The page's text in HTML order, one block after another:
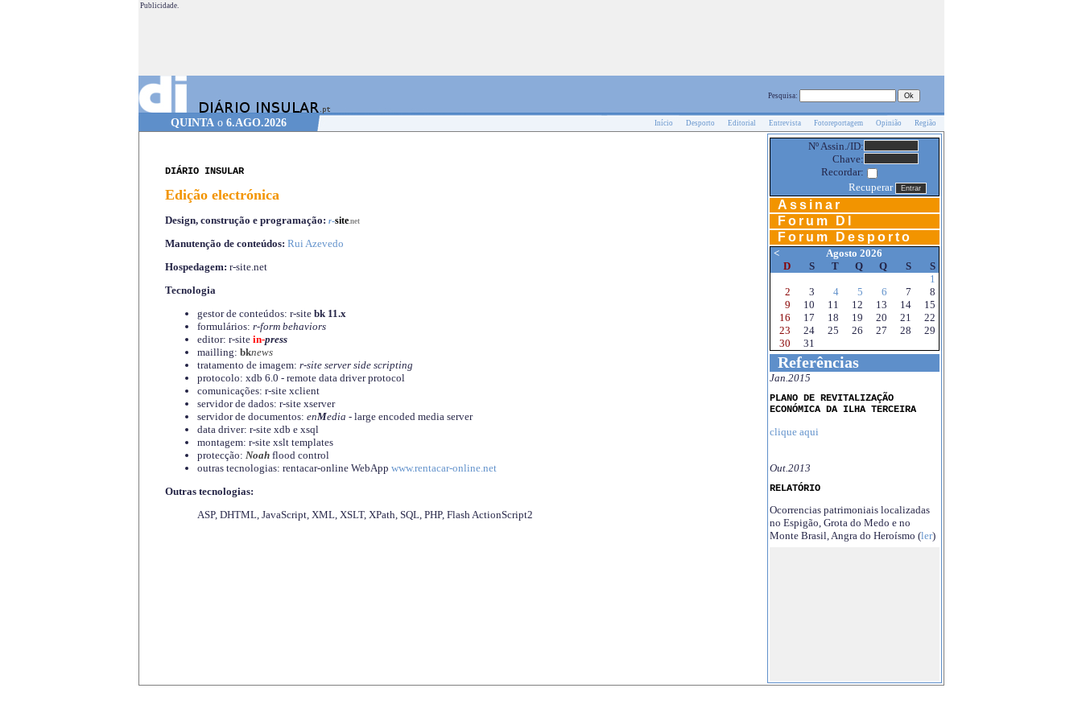
Publicidade.
Pesquisa:
QUINTA o 6.AGO.2026 Início Desporto Editorial Entrevista Fotoreportagem Opinião Região
DIÁRIO INSULAR
Edição electrónica
Design, construção e programação: r-site.net
Manutenção de conteúdos: Rui Azevedo
Hospedagem: r-site.net
Tecnologia
gestor de conteúdos: r-site bk 11.x
formulários: r-form behaviors
editor: r-site in-press
mailling: bknews
tratamento de imagem: r-site server side scripting
protocolo: xdb 6.0 - remote data driver protocol
comunicações: r-site xclient
servidor de dados: r-site xserver
servidor de documentos: enMedia - large encoded media server
data driver: r-site xdb e xsql
montagem: r-site xslt templates
protecção: Noahflood control
outras tecnologias: rentacar-online WebApp www.rentacar-online.net
Outras tecnologias:
ASP, DHTML, JavaScript, XML, XSLT, XPath, SQL, PHP, Flash ActionScript2
Nº Assin./ID:
Chave:
Recordar:
Recuperar
Assinar
Forum DI
Forum Desporto
<
Agosto 2026
D
S T Q Q S
S
1
2
3 4 5 6 7
8
9
10 11 12 13 14
15
16
17 18 19 20 21
22
23
24 25 26 27 28
29
30
31
Referências
Jan.2015
PLANO DE REVITALIZAÇÃO
ECONÓMICA DA ILHA TERCEIRA
clique aqui
Out.2013
RELATÓRIO
Ocorrencias patrimoniais localizadas
no Espigão, Grota do Medo e no
Monte Brasil, Angra do Heroísmo (ler)